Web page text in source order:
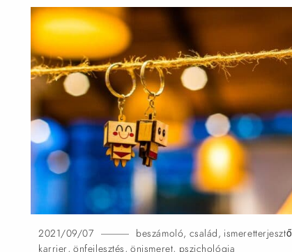
2021/09/07 beszámoló, család, ismeretterjesztő
karrier,önfejlesztés,önismeret, pszichológia